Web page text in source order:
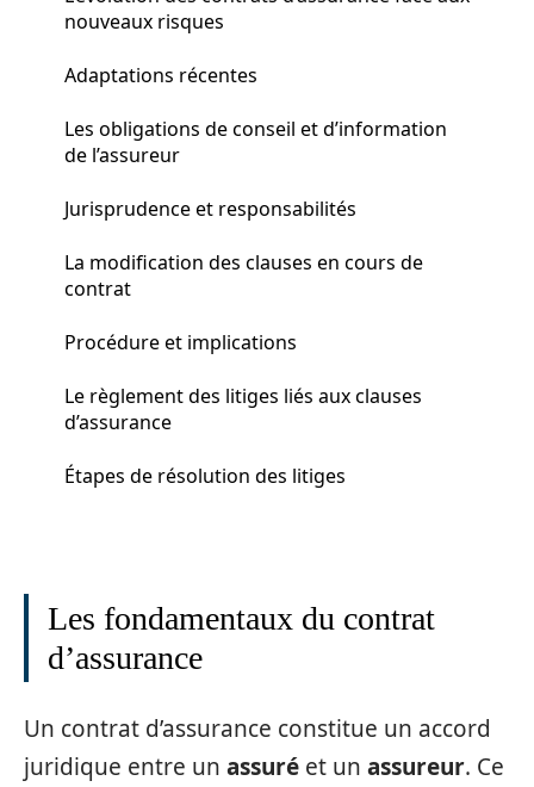
nouveaux risques
Adaptations récentes
Les obligations de conseil et d’information
de l’assureur
Jurisprudence et responsabilités
La modification des clauses en cours de
contrat
Procédure et implications
Le règlement des litiges liés aux clauses
d’assurance
Étapes de résolution des litiges
Les fondamentaux du contrat
d’assurance
Un contrat d’assurance constitue un accord
juridique entre un assuré et un assureur. Ce